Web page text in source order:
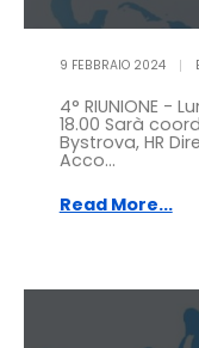
9 FEBBRAIO 2024
4° RIUNIONE -
18.00 Sarà
Bystrova, HR
Acco...
Read More...